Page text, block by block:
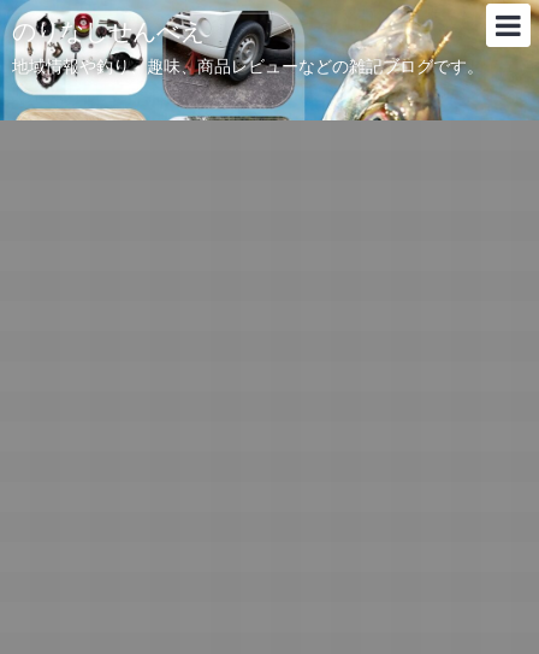
のりなしせんべえ
地域情報や釣り、趣味、商品レビューなどの雑記ブログです。